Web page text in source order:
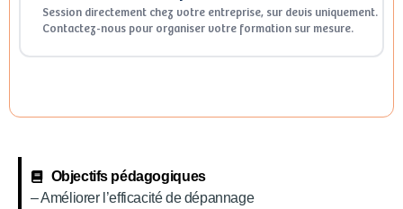
Session directement chez votre entreprise, sur devis uniquement.
Contactez-nous pour organiser votre formation sur mesure.
Objectifs pédagogiques
– Améliorer l’efficacité de dépannage